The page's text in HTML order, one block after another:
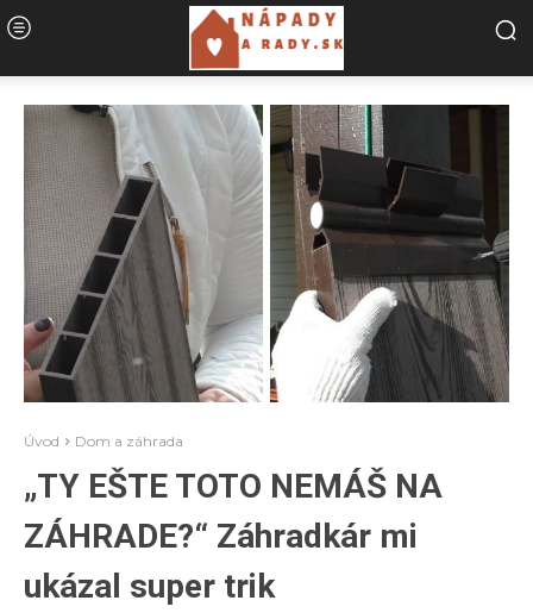
Úvod Dom a záhrada
„TY EŠTE TOTO NEMÁŠ NA
ZÁHRADE?“ Záhradkár mi
ukázal super trik